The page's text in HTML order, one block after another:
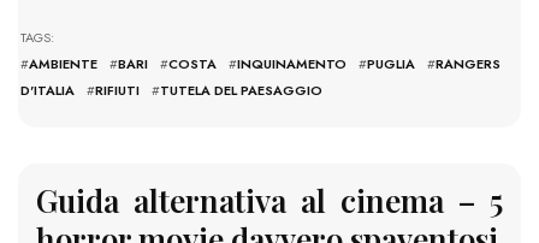
TAGS:
#AMBIENTE #BARI #COSTA #INQUINAMENTO #PUGLIA #RANGERS
D'ITALIA
#RIFIUTI #TUTELA DEL PAESAGGIO
Guida alternativa al cinema – 5